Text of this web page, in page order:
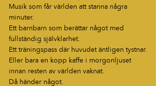
Musik som får världen att stanna några
minuter.
Ett barnbarn som berättar något med
fullständig självklarhet.
Ett träningspass där huvudet äntligen tystnar.
Eller bara en kopp kaffe i morgonljuset
innan resten av världen vaknat.
Då händer något.